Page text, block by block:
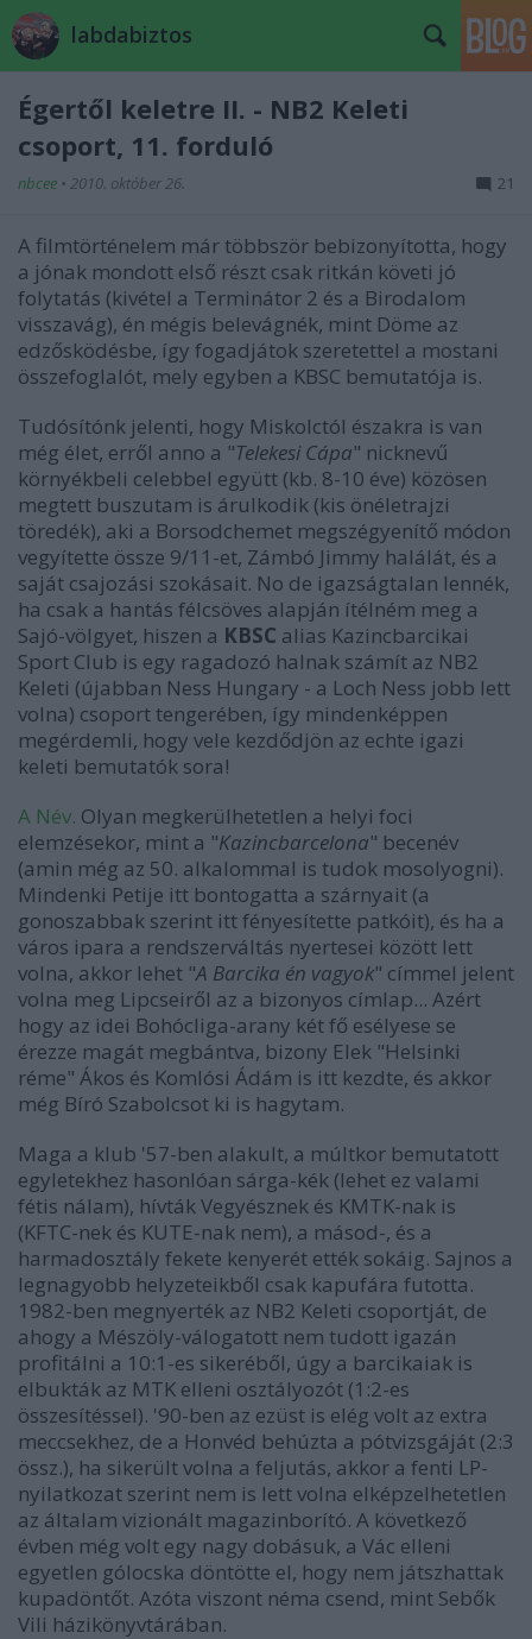
labdabiztos
Égertől keletre II. - NB2 Keleti
csoport, 11. forduló
nbcee • 2010. október 26. 21
A filmtörténelem már többször bebizonyította, hogy
a jónak mondott első részt csak ritkán követi jó
folytatás (kivétel a Terminátor 2 és a Birodalom
visszavág), én mégis belevágnék, mint Döme az
edzősködésbe, így fogadjátok szeretettel a mostani
összefoglalót, mely egyben a KBSC bemutatója is.
Tudósítónk jelenti, hogy Miskolctól északra is van
még élet, erről anno a "Telekesi Cápa" nicknevű
környékbeli celebbel együtt (kb. 8-10 éve) közösen
megtett buszutam is árulkodik (kis önéletrajzi
töredék), aki a Borsodchemet megszégyenítő módon
vegyítette össze 9/11-et, Zámbó Jimmy halálát, és a
saját csajozási szokásait. No de igazságtalan lennék,
ha csak a hantás félcsöves alapján ítélném meg a
Sajó-völgyet, hiszen a KBSC alias Kazincbarcikai
Sport Club is egy ragadozó halnak számít az NB2
Keleti (újabban Ness Hungary - a Loch Ness jobb lett
volna) csoport tengerében, így mindenképpen
megérdemli, hogy vele kezdődjön az echte igazi
keleti bemutatók sora!
A Név. Olyan megkerülhetetlen a helyi foci
elemzésekor, mint a "Kazincbarcelona" becenév
(amin még az 50. alkalommal is tudok mosolyogni).
Mindenki Petije itt bontogatta a szárnyait (a
gonoszabbak szerint itt fényesítette patkóit), és ha a
város ipara a rendszerváltás nyertesei között lett
volna, akkor lehet "A Barcika én vagyok" címmel jelent
volna meg Lipcseiről az a bizonyos címlap... Azért
hogy az idei Bohócliga-arany két fő esélyese se
érezze magát megbántva, bizony Elek "Helsinki
réme" Ákos és Komlósi Ádám is itt kezdte, és akkor
még Bíró Szabolcsot ki is hagytam.
Maga a klub '57-ben alakult, a múltkor bemutatott
egyletekhez hasonlóan sárga-kék (lehet ez valami
fétis nálam), hívták Vegyésznek és KMTK-nak is
(KFTC-nek és KUTE-nak nem), a másod-, és a
harmadosztály fekete kenyerét ették sokáig. Sajnos a
legnagyobb helyzeteikből csak kapufára futotta.
1982-ben megnyerték az NB2 Keleti csoportját, de
ahogy a Mészöly-válogatott nem tudott igazán
profitálni a 10:1-es sikeréből, úgy a barcikaiak is
elbukták az MTK elleni osztályozót (1:2-es
összesítéssel). '90-ben az ezüst is elég volt az extra
meccsekhez, de a Honvéd behúzta a pótvizsgáját (2:3
össz.), ha sikerült volna a feljutás, akkor a fenti LP-
nyilatkozat szerint nem is lett volna elképzelhetetlen
az általam vizionált magazinborító. A következő
évben még volt egy nagy dobásuk, a Vác elleni
egyetlen gólocska döntötte el, hogy nem játszhattak
kupadöntőt. Azóta viszont néma csend, mint Sebők
Vili házikönyvtárában.